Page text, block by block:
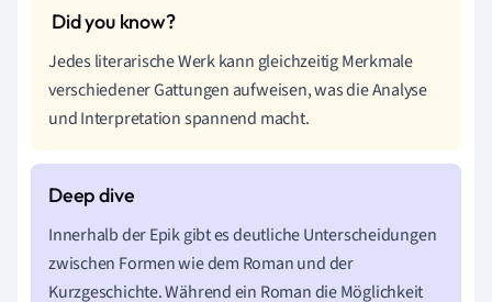
Jedes literarische Werk kann gleichzeitig Merkmale
verschiedener Gattungen aufweisen, was die Analyse
und Interpretation spannend macht.
Innerhalb der Epik gibt es deutliche Unterscheidungen
zwischen Formen wie dem Roman und der
Kurzgeschichte. Während ein Roman die Möglichkeit